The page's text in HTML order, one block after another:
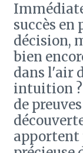
succès en
décision,
bien
dans l'air
intuition ?
de
apportent